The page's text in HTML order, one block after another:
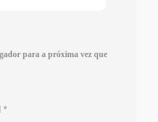
para a próxima vez que
*